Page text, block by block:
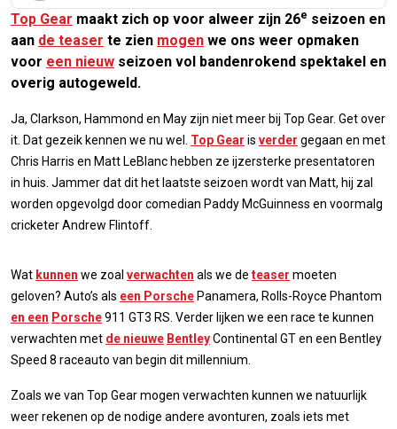
Top Gear maakt zich op voor alweer zijn 26e seizoen en
aan de teaser te zien mogen we ons weer opmaken
voor een nieuw seizoen vol bandenrokend spektakel en
overig autogeweld.
Ja, Clarkson, Hammond en May zijn niet meer bij Top Gear. Get over
it. Dat gezeik kennen we nu wel. Top Gear is verder gegaan en met
Chris Harris en Matt LeBlanc hebben ze ijzersterke presentatoren
in huis. Jammer dat dit het laatste seizoen wordt van Matt, hij zal
worden opgevolgd door comedian Paddy McGuinness en voormalg
cricketer Andrew Flintoff.
Wat kunnen we zoal verwachten als we de teaser moeten
geloven? Auto’s als een Porsche Panamera, Rolls-Royce Phantom
en een Porsche911 GT3 RS. Verder lijken we een race te kunnen
verwachten met de nieuwe BentleyContinental GT en een Bentley
Speed 8 raceauto van begin dit millennium.
Zoals we van Top Gear mogen verwachten kunnen we natuurlijk
weer rekenen op de nodige andere avonturen, zoals iets met